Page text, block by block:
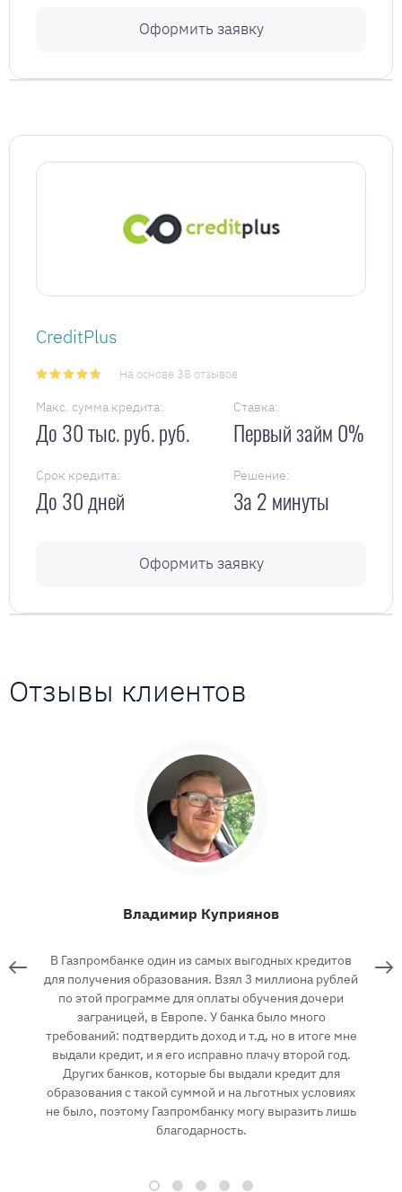
Оформить заявку
CreditPlus
На основе 38 отзывов
Макс. сумма кредита:
До 30 тыс. руб. руб.
Ставка:
Первый займ 0%
Срок кредита:
До 30 дней
Решение:
За 2 минуты
Оформить заявку
Отзывы клиентов
Владимир Куприянов
В Газпромбанке один из самых выгодных кредитов
для получения образования. Взял 3 миллиона рублей
по этой программе для оплаты обучения дочери
заграницей, в Европе. У банка было много
требований: подтвердить доход и т.д, но в итоге мне
выдали кредит, и я его исправно плачу второй год.
Других банков, которые бы выдали кредит для
образования с такой суммой и на льготных условиях
не было, поэтому Газпромбанку могу выразить лишь
благодарность.